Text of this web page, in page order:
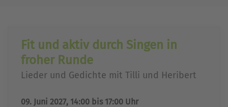
Fit und aktiv durch Singen in
froher Runde
Lieder und Gedichte mit Tilli und Heribert
09. Juni 2027, 14:00 bis 17:00 Uhr